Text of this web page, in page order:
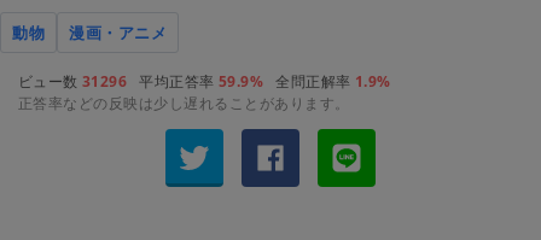
動物 漫画・アニメ
ビュー数 31296 平均正答率 59.9% 全問正解率 1.9%
正答率などの反映は少し遅れることがあります。